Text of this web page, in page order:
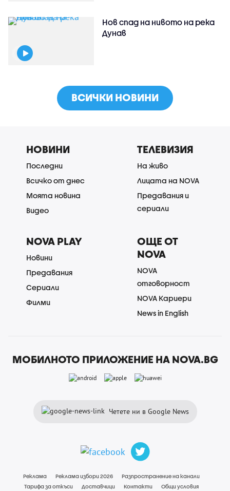
Нов спад на нивото на река
Дунав
ВСИЧКИ НОВИНИ
НОВИНИ
Последни
Всичко от днес
Моята новина
Видео
ТЕЛЕВИЗИЯ
На живо
Лицата на NOVA
Предавания и
сериали
NOVA PLAY
Новини
Предавания
Сериали
Филми
ОЩЕ ОТ
NOVA
NOVA
отговорност
NOVA Кариери
News in English
МОБИЛНОТО ПРИЛОЖЕНИЕ НА NOVA.BG
Четете ни в Google News
Реклама Реклама избори 2026
Разпространение на канали
Тарифа за откъси
Доставчици Контакти Общи условия